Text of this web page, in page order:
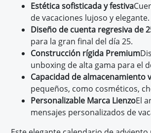
Estética sofisticada y festiva
de vacaciones lujoso y elegante.
Diseño de cuenta regresiva de
para la gran final del día 25.
Construcción rígida Premium
unboxing de alta gama para el
Capacidad de almacenamiento
pequeños, como cosméticos,
Personalizable Marca LienzoEl
mensajes personalizados de